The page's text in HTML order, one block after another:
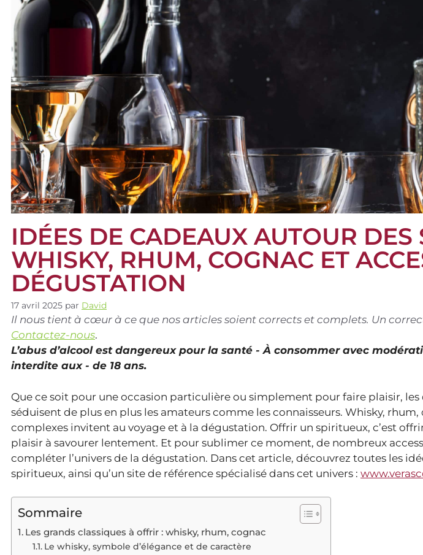
IDÉES DE CADEAUX AUTOUR DES
WHISKY, RHUM, COGNAC ET
DÉGUSTATION
17 avril 2025 par David
Il nous tient à cœur à ce que nos articles soient corrects et complets. Un
Contactez-nous.
L’abus d’alcool est dangereux pour la santé - À consommer avec
interdite aux - de 18 ans.
Que ce soit pour une occasion particulière ou simplement pour faire plaisir,
séduisent de plus en plus les amateurs comme les connaisseurs. Whisky,
complexes invitent au voyage et à la dégustation. Offrir un spiritueux, c’est
plaisir à savourer lentement. Et pour sublimer ce moment, de nombreux
compléter l’univers de la dégustation. Dans cet article, découvrez toutes les
spiritueux, ainsi qu’un site de référence spécialisé dans cet univers :
Sommaire
Les grands classiques à offrir : whisky, rhum, cognac
Le whisky, symbole d’élégance et de caractère